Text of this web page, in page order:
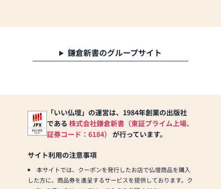
鎌倉新書のグループサイト
「いい仏壇」の運営は、1984年創業の出版社
である 株式会社鎌倉新書（東証プライム上場、
証券コード：6184） が行っています。
サイト利用の注意事項
本サイトでは、クーポンを発行したお店で仏壇商品を購入
した方に、商品券を進呈するサービスを提供しております。ク